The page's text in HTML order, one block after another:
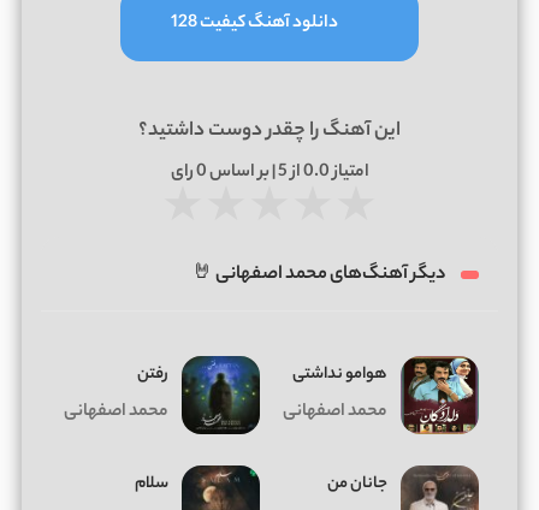
دانلود آهنگ کیفیت 128
این آهنگ را چقدر دوست داشتید؟
امتیاز0.0از 5 | بر اساس 0رای
دیگر آهنگ‌های محمد اصفهانی 🤘
هوامو نداشتی
محمد اصفهانی
رفتن
محمد اصفهانی
جانان من سلام